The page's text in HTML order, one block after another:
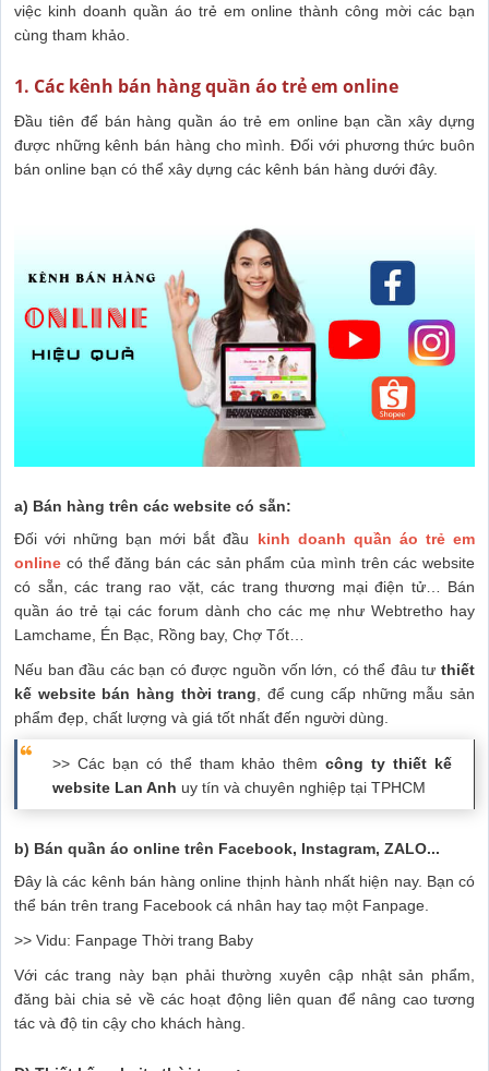
việc kinh doanh quần áo trẻ em online thành công mời các bạn
cùng tham khảo.
1. Các kênh bán hàng quần áo trẻ em online
Đầu tiên để bán hàng quần áo trẻ em online bạn cần xây dựng
được những kênh bán hàng cho mình. Đối với phương thức buôn
bán online bạn có thể xây dựng các kênh bán hàng dưới đây.
a) Bán hàng trên các website có sẵn:
Đối với những bạn mới bắt đầu kinh doanh quần áo trẻ em
online có thể đăng bán các sản phẩm của mình trên các website
có sẵn, các trang rao vặt, các trang thương mại điện tử… Bán
quần áo trẻ tại các forum dành cho các mẹ như Webtretho hay
Lamchame, Én Bạc, Rồng bay, Chợ Tốt…
Nếu ban đầu các bạn có được nguồn vốn lớn, có thể đâu tư thiết
kế website bán hàng thời trang , để cung cấp những mẫu sản
phẩm đẹp, chất lượng và giá tốt nhất đến người dùng.
>> Các bạn có thể tham khảo thêmcông ty thiết kế
website Lan Anh uy tín và chuyên nghiệp tại TPHCM
b) Bán quần áo online trên Facebook, Instagram, ZALO...
Đây là các kênh bán hàng online thịnh hành nhất hiện nay. Bạn có
thể bán trên trang Facebook cá nhân hay taọ một Fanpage.
>> Vidu: Fanpage Thời trang Baby
Với các trang này bạn phải thường xuyên cập nhật sản phẩm,
đăng bài chia sẻ về các hoạt động liên quan để nâng cao tương
tác và độ tin cậy cho khách hàng.